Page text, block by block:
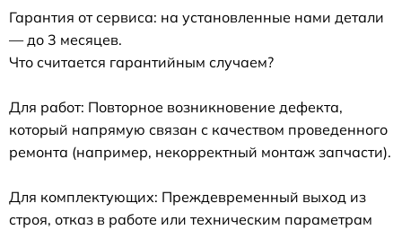
Гарантия от сервиса: на установленные нами детали
— до 3 месяцев.
Что считается гарантийным случаем?
Для работ: Повторное возникновение дефекта,
который напрямую связан с качеством проведенного
ремонта (например, некорректный монтаж запчасти).
Для комплектующих: Преждевременный выход из
строя, отказ в работе или техническим параметрам